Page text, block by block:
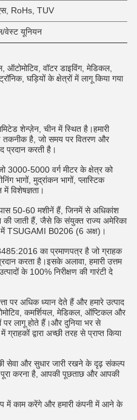
RoHs, TUV
वेस्ट यूनियन
ऑटोमोटिव, वॉटर डाइविंग, मेडिकल,
घड़ियों के क्षेत्रों में लागू किया गया
शेन्ज़ेन, चीन में स्थित है।हमारी
तकनीक है, जो समय पर वितरण और
प्रदान करती है।
3000-5000 वर्ग मीटर के क्षेत्र को
भागों, मुद्रांकन भागों, प्लास्टिक
विशेषज्ञता।
50-60 मशीनें हैं, जिनमें से अधिकांश
जाती हैं, जैसे कि संयुक्त राज्य अमेरिका
TSUGAMI B0206 (6 अक्ष)।
का प्रमाणपत्र है जो ग्राहक
करता है।इसके अलावा, हमारी उत्तम
के 100% निरीक्षण की गारंटी दे
पर अधिक ध्यान देते हैं और हमारे उत्पाद
कमर्शियल, मेडिकल, ऑप्टिकल और
पर लागू होते हैं।और दुनिया भर से
द्वारा अच्छी तरह से प्राप्त किया
सेवा और सुधार जारी रखने के दृढ़ संकल्प
पूरा करना है, आपकी पूछताछ और आपकी
में काम करेंगे और हमारी कंपनी में आने के